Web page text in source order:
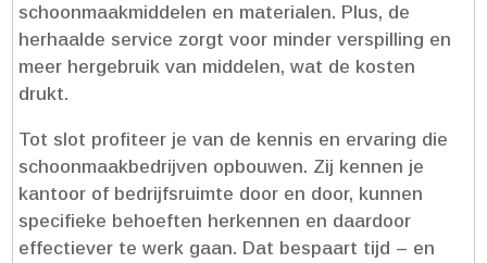
schoonmaakmiddelen en materialen.​ Plus, de
herhaalde service zorgt voor minder verspilling en
meer hergebruik van middelen, wat de kosten
drukt.​
Tot slot profiteer je van de kennis en ervaring die
schoonmaakbedrijven opbouwen.​ Zij kennen je
kantoor of bedrijfsruimte door en door, kunnen
specifieke behoeften herkennen en daardoor
effectiever te werk gaan.​ Dat bespaart tijd – en